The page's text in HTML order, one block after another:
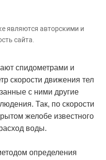
являются авторскими и
сайта.
спидометрами и
скорости движения тел
с ними другие
Так, по скорости
желобе известного
воды.
определения